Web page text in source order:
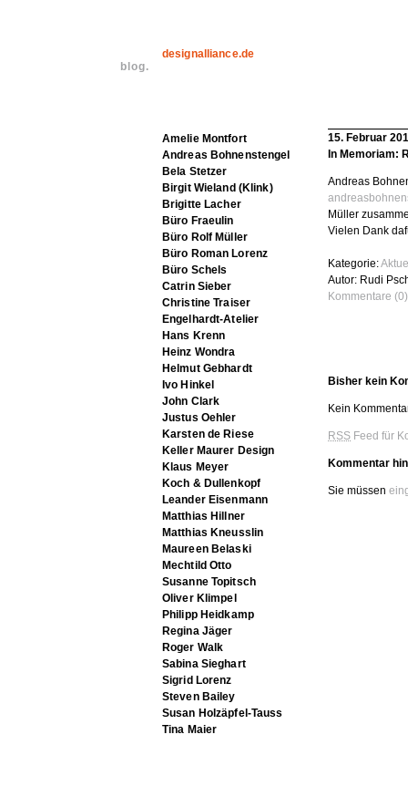
blog.
designalliance.de
15. Februar
In Memoriam:
Andreas
Müller
Vielen Dank
Kategorie:
Autor: Rudi
Kommentare (0)
Bisher kein
Kein
RSS Feed für
Kommentar
Sie müssen
Amelie Montfort
Andreas Bohnenstengel
Bela Stetzer
Birgit Wieland (Klink)
Brigitte Lacher
Büro Fraeulin
Büro Rolf Müller
Büro Roman Lorenz
Büro Schels
Catrin Sieber
Christine Traiser
Engelhardt-Atelier
Hans Krenn
Heinz Wondra
Helmut Gebhardt
Ivo Hinkel
John Clark
Justus Oehler
Karsten de Riese
Keller Maurer Design
Klaus Meyer
Koch & Dullenkopf
Leander Eisenmann
Matthias Hillner
Matthias Kneusslin
Maureen Belaski
Mechtild Otto
Susanne Topitsch
Oliver Klimpel
Philipp Heidkamp
Regina Jäger
Roger Walk
Sabina Sieghart
Sigrid Lorenz
Steven Bailey
Susan Holzäpfel-Tauss
Tina Maier